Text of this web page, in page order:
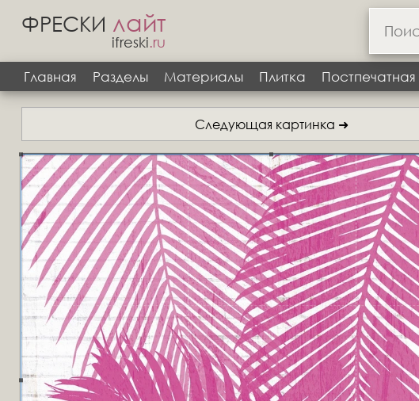
ФРЕСКИ лайт
ifreski.ru
Главная
Разделы Материалы Плитка
Следующая картинка ➜